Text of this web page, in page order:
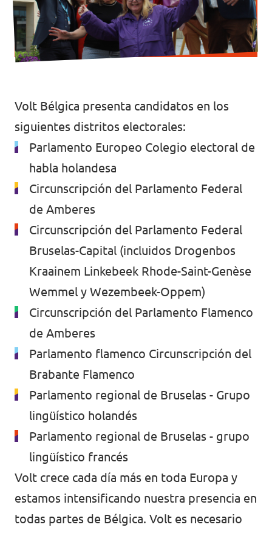
Voluntario
Website Volt België
Volt Bélgica presenta candidatos en los
siguientes distritos electorales:
Parlamento Europeo Colegio electoral de
habla holandesa
Circunscripción del Parlamento Federal
de Amberes
Circunscripción del Parlamento Federal
Bruselas-Capital (incluidos Drogenbos
Kraainem Linkebeek Rhode-Saint-Genèse
Wemmel y Wezembeek-Oppem)
Circunscripción del Parlamento Flamenco
de Amberes
Parlamento flamenco Circunscripción del
Brabante Flamenco
Parlamento regional de Bruselas - Grupo
lingüístico holandés
Parlamento regional de Bruselas - grupo
lingüístico francés
Volt crece cada día más en toda Europa y
estamos intensificando nuestra presencia en
todas partes de Bélgica. Volt es necesario